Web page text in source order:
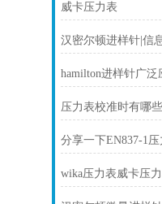
威卡压力表
汉密尔顿进样针|信
压力表校准时有哪
wika压力表威卡压